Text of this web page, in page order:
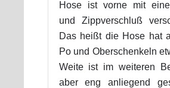
Hose ist vorne mit
und Zippverschluß
Das heißt die Hose hat
Po und Oberschenkeln
Weite ist im weiteren
aber eng anliegend